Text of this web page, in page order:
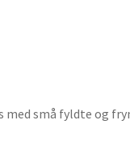
små fyldte og